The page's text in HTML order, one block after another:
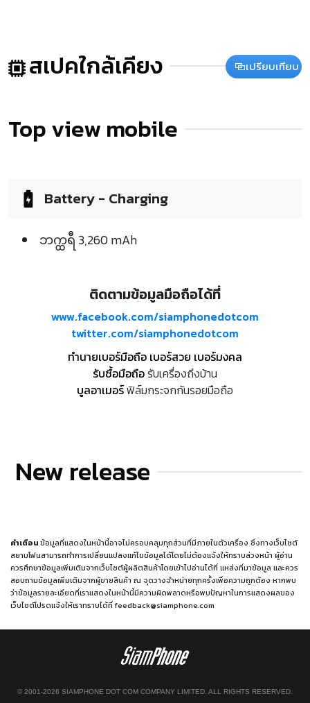
สเปคใกล้เคียง เปรียบเทียบ
Top view mobile
Battery - Charging
ဘက္ထရီ 3,260 mAh
ติดตามข้อมูลมือถือได้ที่
www.facebook.com/siamphonedotcom
twitter.com/siamphonedotcom
ทำนายเบอร์มือถือ เบอร์สวย เบอร์มงคล
รับซื้อมือถือรับเครื่องถึงบ้าน
บูลอาเมอร์ฟิล์มกระจกกันรอยมือถือ
New release
คำเตือนข้อมูลที่แสดงในหน้านี้อาจไม่ครอบคลุมทุกส่วนที่มีภายในตัวเครื่อง ซึ่งทางเว็บไซต์
สยามโฟนสามารถทำการเปลี่ยนแปลงแก้ไขข้อมูลได้โดยไม่ต้องแจ้งให้ทราบล่วงหน้า ผู้อ่าน
ควรศึกษาข้อมูลเพิ่มเติมจากเว็บไซต์ผู้ผลิตสินค้าโดยเข้าไปอ่านได้ที่แหล่งที่มาข้อมูล และควร
สอบถามข้อมูลเพิ่มเติมจากผู้ขายสินค้า ณ จุดวางจำหน่ายทุกครั้งเพื่อความถูกต้อง หากพบ
ว่าข้อมูลรายละเอียดที่เราแสดงในหน้านี้มีความผิดพลาดหรือพบปัญหาในการแสดงผลของ
เว็บไซต์โปรดแจ้งให้เราทราบได้ที่feedback@siamphone.com
© 2001-2026 SIAMPHONE DOT COM COMPANY LIMITED. ALL RIGHTS RESERVED.